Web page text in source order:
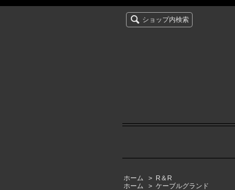
ショップ内検索
ホーム > R＆R
ホーム
> ケーブルグランド